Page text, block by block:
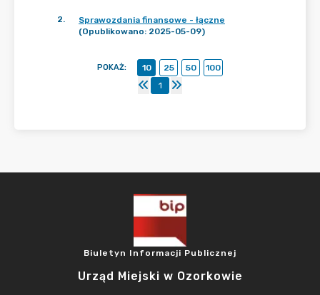
2.
Sprawozdania finansowe - łączne
(Opublikowano: 2025-05-09)
POKAŻ: 10 25 50
100
1
Biuletyn Informacji Publicznej
Urząd Miejski w Ozorkowie